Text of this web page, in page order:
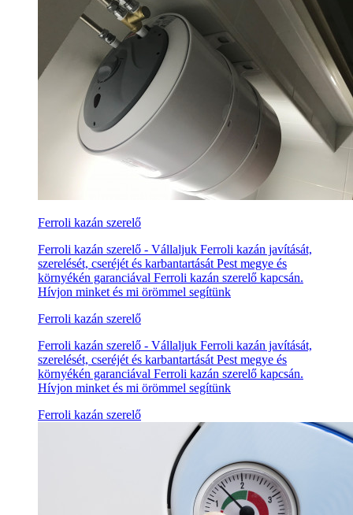
Ferroli kazán szerelő
Ferroli kazán szerelő - Vállaljuk Ferroli kazán javítását,
szerelését, cseréjét és karbantartását Pest megye és
környékén garanciával Ferroli kazán szerelő kapcsán.
Hívjon minket és mi örömmel segítünk
Ferroli kazán szerelő
Ferroli kazán szerelő - Vállaljuk Ferroli kazán javítását,
szerelését, cseréjét és karbantartását Pest megye és
környékén garanciával Ferroli kazán szerelő kapcsán.
Hívjon minket és mi örömmel segítünk
Ferroli kazán szerelő